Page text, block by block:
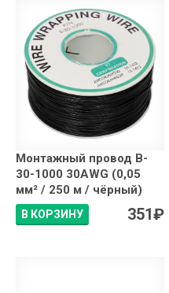
Монтажный провод B-
30-1000 30AWG (0,05
мм² / 250 м / чёрный)
В КОРЗИНУ 351₽